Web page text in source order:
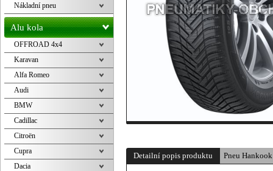
Detailní popis produktu Pneu
Nákladní pneu
Alu kola
OFFROAD 4x4
Karavan
Alfa Romeo
Audi
BMW
Cadillac
Citroën
Cupra
Dacia